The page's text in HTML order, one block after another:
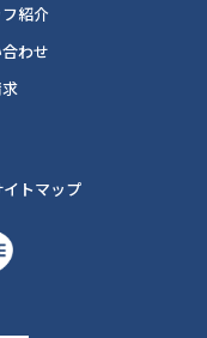
紹介
わせ
イトマップ